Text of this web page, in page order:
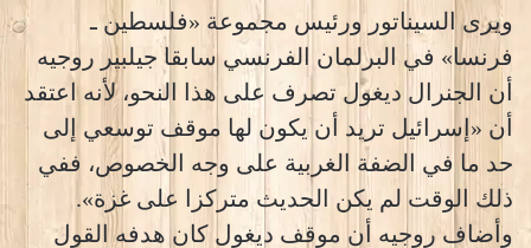
ويرى السيناتور ورئيس مجموعة «فلسطين ـ
فرنسا» في البرلمان الفرنسي سابقا جيلبير روجيه
أن الجنرال ديغول تصرف على هذا النحو، لأنه اعتقد
أن «إسرائيل تريد أن يكون لها موقف توسعي إلى
حد ما في الضفة الغربية على وجه الخصوص، ففي
ذلك الوقت لم يكن الحديث متركزا على غزة».
وأضاف روجيه أن موقف ديغول كان هدفه القول